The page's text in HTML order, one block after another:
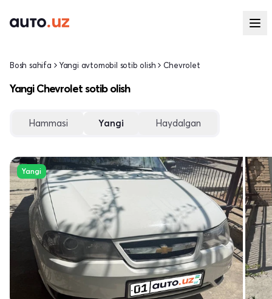
Bosh sahifa Yangi avtomobil sotib olish Chevrolet
Yangi Chevrolet sotib olish
Hammasi Yangi Haydalgan
Yangi